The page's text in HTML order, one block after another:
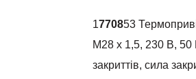
1770853
М28 х 1,5, 230 В, 50
закриттів, сила